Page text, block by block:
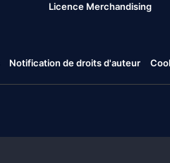
Licence Merchandising
Notification de droits d'auteur